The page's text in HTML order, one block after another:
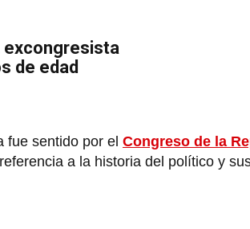
excongresista
de edad
fue sentido por el Congreso de la
a la historia del político y